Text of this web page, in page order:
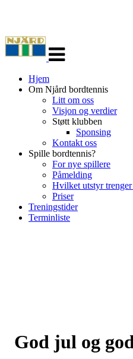
navigasjon
Hjem
Om Njård bordtennis
Litt om oss
Visjon og verdier
Støtt klubben
Sponsing
Kontakt oss
Spille bordtennis?
For nye spillere
Påmelding
Hvilket utstyr trenger
Priser
Treningstider
Terminliste
God jul og